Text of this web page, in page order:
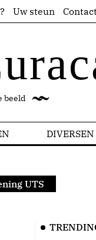
Uw steun
beeld
DIVERSEN
UTS